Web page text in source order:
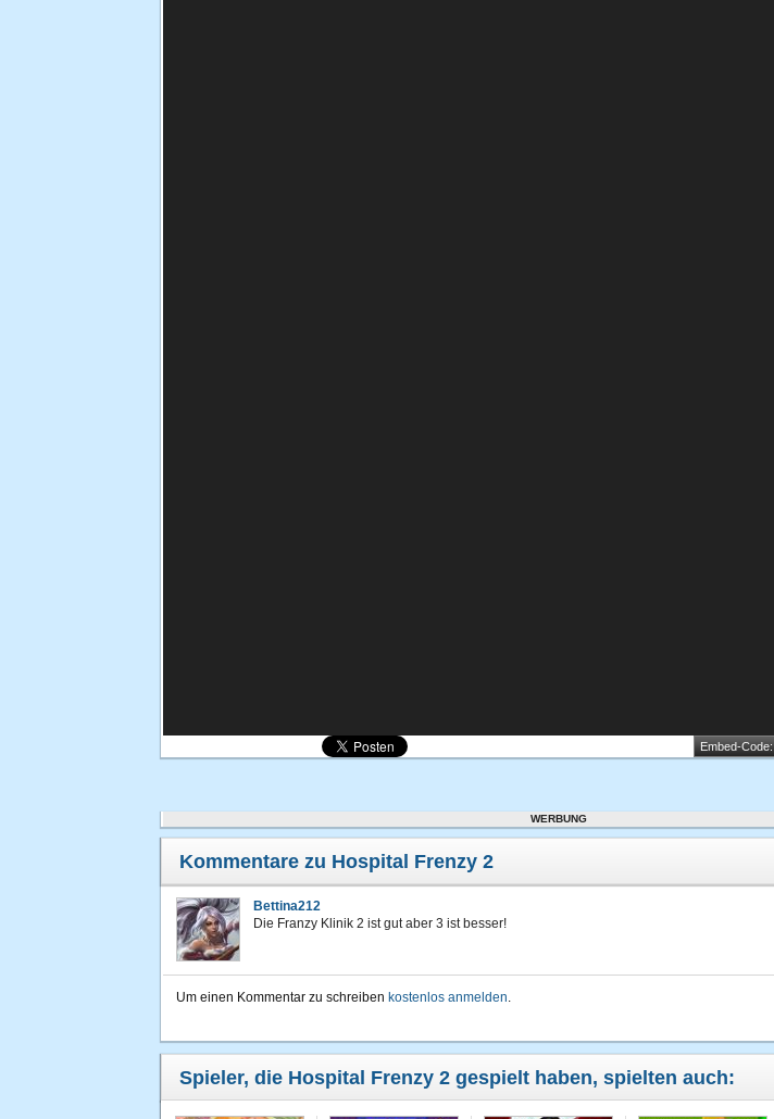
Embed-Code:
WERBUNG
Kommentare zu Hospital Frenzy 2
Bettina212
Die Franzy Klinik 2 ist gut aber 3 ist besser!
Um einen Kommentar zu schreiben kostenlos anmelden.
Spieler, die Hospital Frenzy 2 gespielt haben, spielten auch: